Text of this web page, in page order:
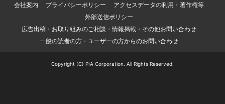
会社案内
プライバシーポリシー
アクセスデータの利用・著作権等
外部送信ポリシー
広告出稿・お取り組みのご相談・情報掲載・その他お問い合わせ
一般の読者の方・ユーザーの方からのお問い合わせ
Copyright (C) PIA Corporation. All Rights Reserved.